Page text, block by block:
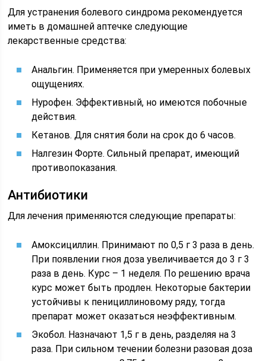
Для устранения болевого синдрома рекомендуется
иметь в домашней аптечке следующие
лекарственные средства:
Анальгин. Применяется при умеренных болевых
ощущениях.
Нурофен. Эффективный, но имеются побочные
действия.
Кетанов. Для снятия боли на срок до 6 часов.
Налгезин Форте. Сильный препарат, имеющий
противопоказания.
Антибиотики
Для лечения применяются следующие препараты:
Амоксициллин. Принимают по 0,5 г 3 раза в день.
При появлении гноя доза увеличивается до 3 г 3
раза в день. Курс – 1 неделя. По решению врача
курс может быть продлен. Некоторые бактерии
устойчивы к пенициллиновому ряду, тогда
препарат может оказаться неэффективным.
Экобол. Назначают 1,5 г в день, разделяя на 3
раза. При сильном течении болезни разовая доза